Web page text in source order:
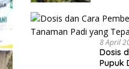
8 April
Dosis
Pupuk